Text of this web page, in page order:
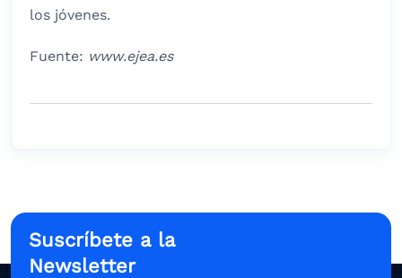
los jóvenes.
Fuente: www.ejea.es
Suscríbete a la
Newsletter